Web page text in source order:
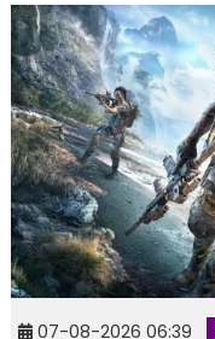
07-08-2026 06:39